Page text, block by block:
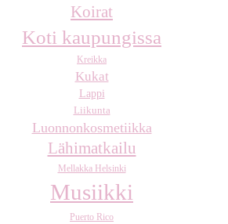
Koirat
Koti kaupungissa
Kreikka
Kukat
Lappi
Liikunta
Luonnonkosmetiikka
Lähimatkailu
Mellakka Helsinki
Musiikki
Puerto Rico